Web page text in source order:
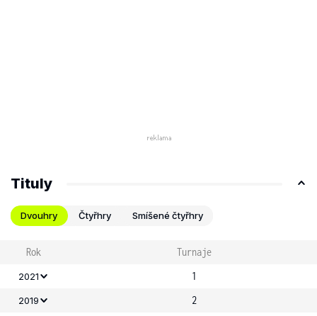
Tituly
Dvouhry Čtyřhry Smíšené čtyřhry
Rok Turnaje
2021 1
2019 2